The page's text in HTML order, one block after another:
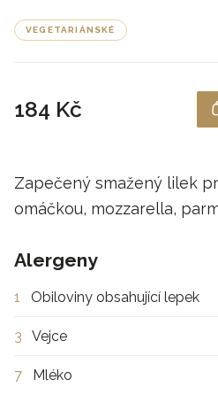
VEGETARIÁNSKÉ
184 Kč
Zapečený smažený lilek
omáčkou, mozzarella,
Alergeny
1 Obiloviny obsahující lepek
3 Vejce
7 Mléko